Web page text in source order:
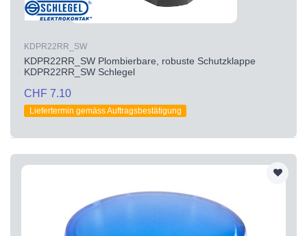
KDPR22RR_SW
KDPR22RR_SW Plombierbare, robuste Schutzklappe
KDPR22RR_SW Schlegel
CHF 7.10
Liefertermin gemäss Auftragsbestätigung